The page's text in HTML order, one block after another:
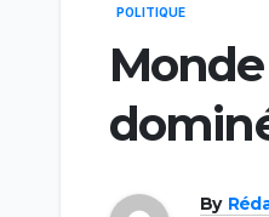
POLITIQUE
By